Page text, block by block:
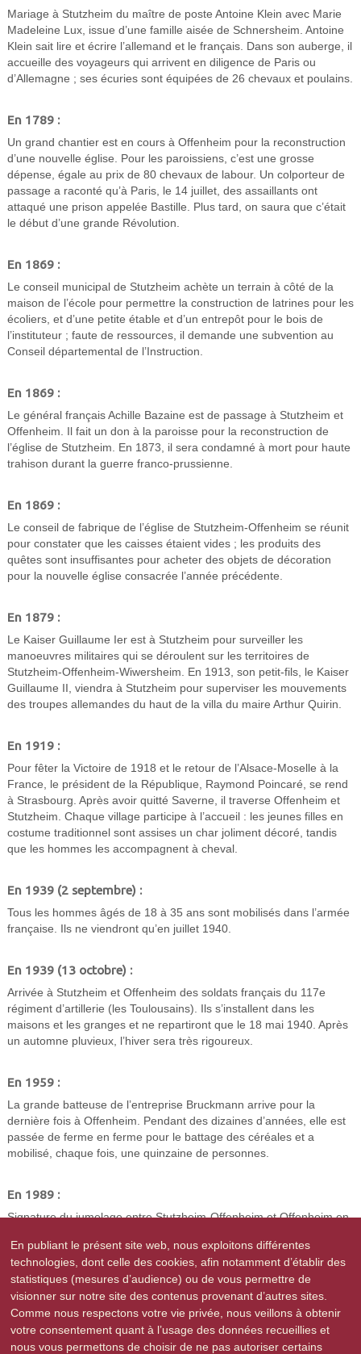
Mariage à Stutzheim du maître de poste Antoine Klein avec Marie
Madeleine Lux, issue d’une famille aisée de Schnersheim. Antoine
Klein sait lire et écrire l’allemand et le français. Dans son auberge, il
accueille des voyageurs qui arrivent en diligence de Paris ou
d’Allemagne ; ses écuries sont équipées de 26 chevaux et poulains.
En 1789 :
Un grand chantier est en cours à Offenheim pour la reconstruction
d’une nouvelle église. Pour les paroissiens, c’est une grosse
dépense, égale au prix de 80 chevaux de labour. Un colporteur de
passage a raconté qu’à Paris, le 14 juillet, des assaillants ont
attaqué une prison appelée Bastille. Plus tard, on saura que c’était
le début d’une grande Révolution.
En 1869 :
Le conseil municipal de Stutzheim achète un terrain à côté de la
maison de l’école pour permettre la construction de latrines pour les
écoliers, et d’une petite étable et d’un entrepôt pour le bois de
l’instituteur ; faute de ressources, il demande une subvention au
Conseil départemental de l’Instruction.
En 1869 :
Le général français Achille Bazaine est de passage à Stutzheim et
Offenheim. Il fait un don à la paroisse pour la reconstruction de
l’église de Stutzheim. En 1873, il sera condamné à mort pour haute
trahison durant la guerre franco-prussienne.
En 1869 :
Le conseil de fabrique de l’église de Stutzheim-Offenheim se réunit
pour constater que les caisses étaient vides ; les produits des
quêtes sont insuffisantes pour acheter des objets de décoration
pour la nouvelle église consacrée l’année précédente.
En 1879 :
Le Kaiser Guillaume Ier est à Stutzheim pour surveiller les
manoeuvres militaires qui se déroulent sur les territoires de
Stutzheim-Offenheim-Wiwersheim. En 1913, son petit-fils, le Kaiser
Guillaume II, viendra à Stutzheim pour superviser les mouvements
des troupes allemandes du haut de la villa du maire Arthur Quirin.
En 1919 :
Pour fêter la Victoire de 1918 et le retour de l’Alsace-Moselle à la
France, le président de la République, Raymond Poincaré, se rend
à Strasbourg. Après avoir quitté Saverne, il traverse Offenheim et
Stutzheim. Chaque village participe à l’accueil : les jeunes filles en
costume traditionnel sont assises un char joliment décoré, tandis
que les hommes les accompagnent à cheval.
En 1939 (2 septembre) :
Tous les hommes âgés de 18 à 35 ans sont mobilisés dans l’armée
française. Ils ne viendront qu’en juillet 1940.
En 1939 (13 octobre) :
Arrivée à Stutzheim et Offenheim des soldats français du 117e
régiment d’artillerie (les Toulousains). Ils s’installent dans les
maisons et les granges et ne repartiront que le 18 mai 1940. Après
un automne pluvieux, l’hiver sera très rigoureux.
En 1959 :
La grande batteuse de l’entreprise Bruckmann arrive pour la
dernière fois à Offenheim. Pendant des dizaines d’années, elle est
passée de ferme en ferme pour le battage des céréales et a
mobilisé, chaque fois, une quinzaine de personnes.
En 1989 :
Signature du jumelage entre Stutzheim-Offenheim et Offenheim en
lieu à des festivités dans nos deux communes.
En 2009 :
Délégation de service public gaz, pour diversifier les ressources en
énergie dans la commune
En publiant le présent site web, nous exploitons différentes
technologies, dont celle des cookies, afin notamment d’établir des
statistiques (mesures d’audience) ou de vous permettre de
visionner sur notre site des contenus provenant d’autres sites.
Comme nous respectons votre vie privée, nous veillons à obtenir
votre consentement quant à l’usage des données recueillies et
nous vous permettons de choisir de ne pas autoriser certains